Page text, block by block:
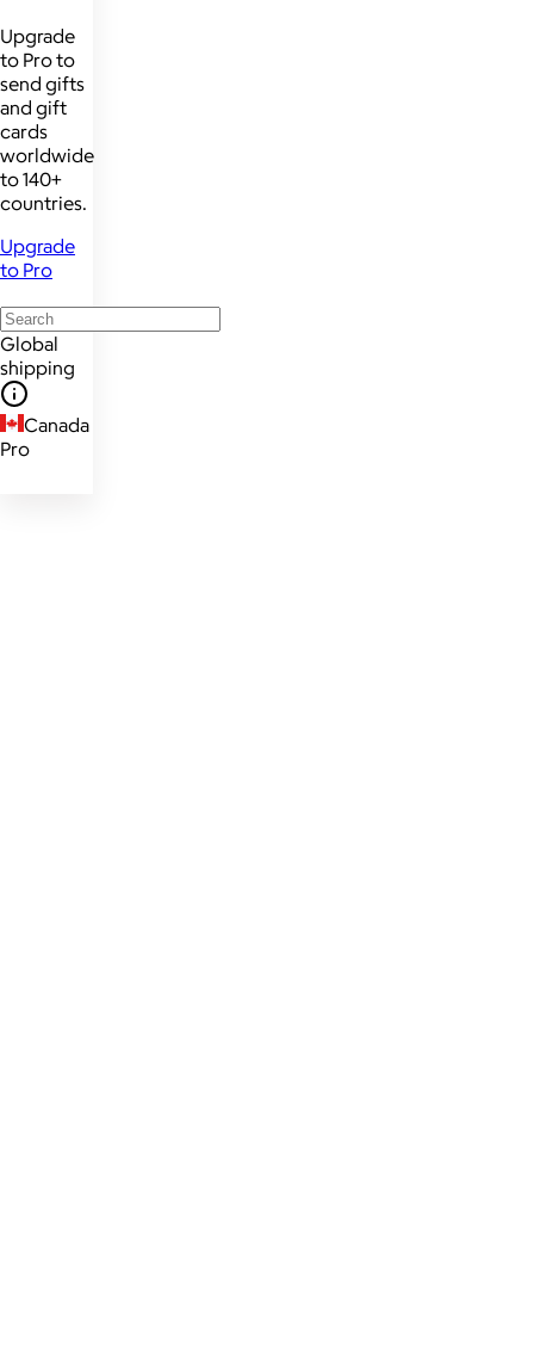
Upgrade
to Pro to
send gifts
and gift
cards
worldwide
to 140+
countries.
Upgrade
to Pro
Global
shipping
Canada
Pro